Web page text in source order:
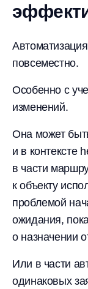
повсеместно.
Особенно с
изменений.
Она может
и в контексте
в части
к объекту
проблемой
ожидания,
о назначении
Или в части
одинаковых